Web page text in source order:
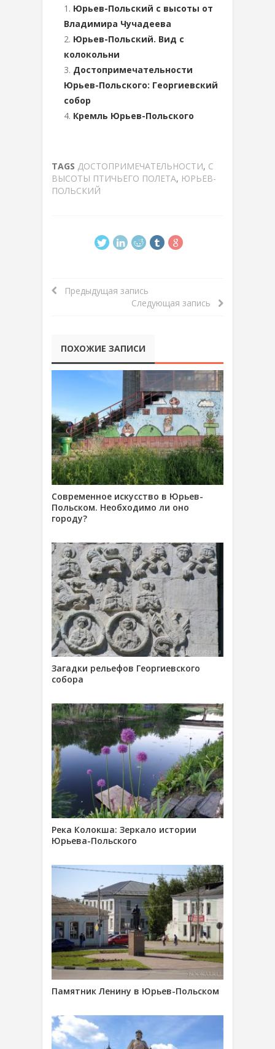
Юрьев-Польский с высоты от
Владимира Чучадеева
Юрьев-Польский. Вид с
колокольни
Достопримечательности
Юрьев-Польского: Георгиевский
собор
Кремль Юрьев-Польского
TAGS ДОСТОПРИМЕЧАТЕЛЬНОСТИ, С
ВЫСОТЫ ПТИЧЬЕГО ПОЛЕТА, ЮРЬЕВ-
ПОЛЬСКИЙ
Предыдущая запись
Следующая запись
ПОХОЖИЕ ЗАПИСИ
Современное искусство в Юрьев-
Польском. Необходимо ли оно
городу?
Загадки рельефов Георгиевского
собора
Река Колокша: Зеркало истории
Юрьева-Польского
Памятник Ленину в Юрьев-Польском